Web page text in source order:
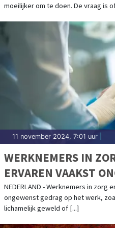
moeilijker om te doen. De vraag is
11 november 2024, 7:01 uur
WERKNEMERS IN
ERVAREN VAAKST
NEDERLAND - Werknemers in zorg
ongewenst gedrag op het werk,
lichamelijk geweld of [...]